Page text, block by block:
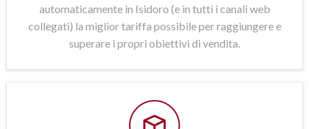
automaticamente in Isidoro (e in tutti i canali web
collegati) la miglior tariffa possibile per raggiungere e
superare i propri obiettivi di vendita.